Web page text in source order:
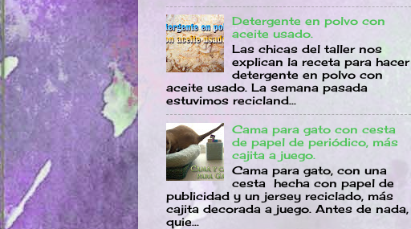
Detergente en polvo con
aceite usado.
Las chicas del taller nos
explican la receta para hacer
detergente en polvo con
aceite usado. La semana pasada
estuvimos recicland...
Cama para gato con cesta
de papel de periódico, más
cajita a juego.
Cama para gato, con una
cesta hecha con papel de
publicidad y un jersey reciclado, más
cajita decorada a juego. Antes de nada,
quie...